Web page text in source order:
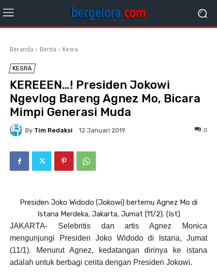
Beranda Berita Kesra
KESRA
KEREEEN…! Presiden Jokowi
Ngevlog Bareng Agnez Mo, Bicara
Mimpi Generasi Muda
By Tim Redaksi 12 Januari 2019 0
Presiden Joko Widodo (Jokowi) bertemu Agnez Mo di
Istana Merdeka, Jakarta, Jumat (11/2). (Ist)
JAKARTA- Selebritis dan artis Agnez Monica
mengunjungi Presiden Joko Widodo di Istana, Jumat
(11/1). Menurut Agnez, kedatangan dirinya ke istana
adalah untuk berbagi cerita dengan Presiden Jokowi.